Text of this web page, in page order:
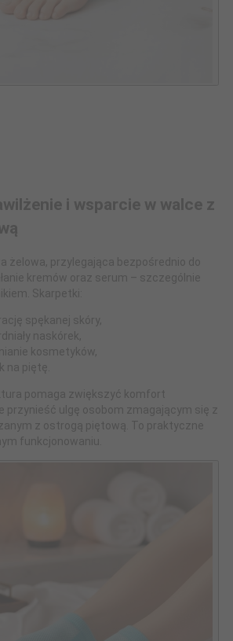
i wsparcie w walce z
żelowa, przylegająca bezpośrednio do
kremów oraz serum – szczególnie
Skarpetki:
spękanej skóry,
naskórek,
kosmetyków,
na piętę.
pomaga zwiększyć komfort
przynieść ulgę osobom zmagającym się z
z ostrogą piętową. To praktyczne
funkcjonowaniu.